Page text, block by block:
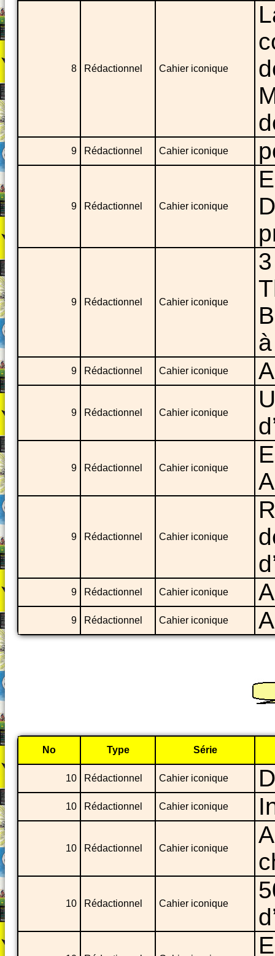
8 Rédactionnel Cahier iconique
9 Rédactionnel Cahier iconique
9 Rédactionnel Cahier iconique
9 Rédactionnel Cahier iconique
9 Rédactionnel Cahier iconique
9 Rédactionnel Cahier iconique
9 Rédactionnel Cahier iconique
9 Rédactionnel Cahier iconique
9 Rédactionnel Cahier iconique
9 Rédactionnel Cahier iconique
No Type Série
10 Rédactionnel Cahier iconique
10 Rédactionnel Cahier iconique
10 Rédactionnel Cahier iconique
10 Rédactionnel Cahier iconique